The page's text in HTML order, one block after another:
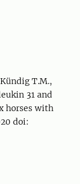
T.M.,
31 and
horses with
doi: